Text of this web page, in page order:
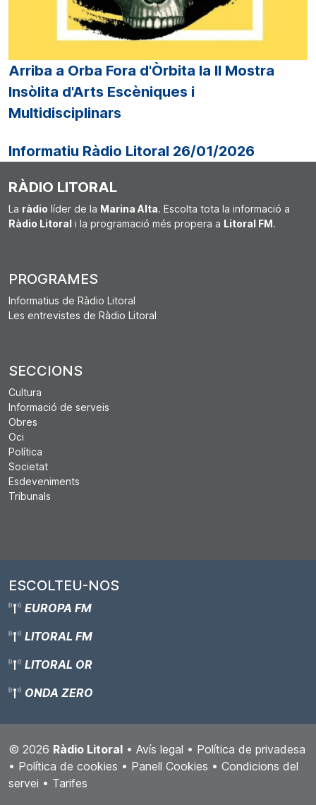
Arriba a Orba Fora d'Òrbita la II Mostra
Insòlita d'Arts Escèniques i
Multidisciplinars
Informatiu Ràdio Litoral 26/01/2026
RÀDIO LITORAL
La ràdio líder de la Marina Alta. Escolta tota la informació a
Ràdio Litoral i la programació més propera a Litoral FM.
PROGRAMES
Informatius de Ràdio Litoral
Les entrevistes de Ràdio Litoral
SECCIONS
Cultura
Informació de serveis
Obres
Oci
Política
Societat
Esdeveniments
Tribunals
ESCOLTEU-NOS
EUROPA FM
LITORAL FM
LITORAL OR
ONDA ZERO
© 2026 Ràdio Litoral • Avís legal • Política de privadesa
• Política de cookies • Panell Cookies • Condicions del
servei • Tarifes